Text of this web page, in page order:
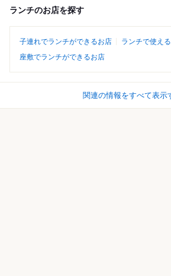
ランチのお店を探す
子連れでランチができるお店
ランチで使え
座敷でランチができるお店
関連の情報をすべて表示